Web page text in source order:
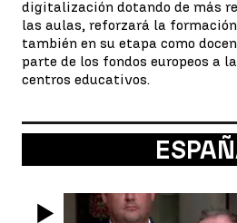
digitalización dotando de más
las aulas, reforzará la
también en su etapa como
parte de los fondos europeos a
centros educativos.